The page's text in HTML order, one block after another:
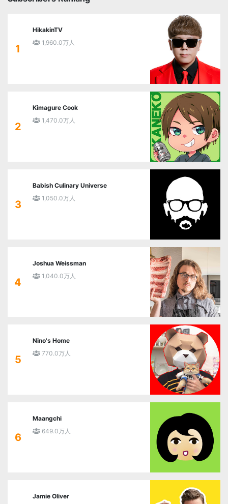
1
HikakinTV
1,960.0万人
2
Kimagure Cook
1,470.0万人
3
Babish Culinary Universe
1,050.0万人
4
Joshua Weissman
1,040.0万人
5
Nino's Home
770.0万人
6
Maangchi
649.0万人
Jamie Oliver